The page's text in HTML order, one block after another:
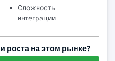
Сложность
интеграции
роста на этом рынке?